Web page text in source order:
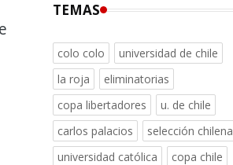
TEMAS
colo colo
universidad de chile
la roja
eliminatorias
copa libertadores
u. de chile
carlos palacios
selección chilena
universidad católica
copa chile